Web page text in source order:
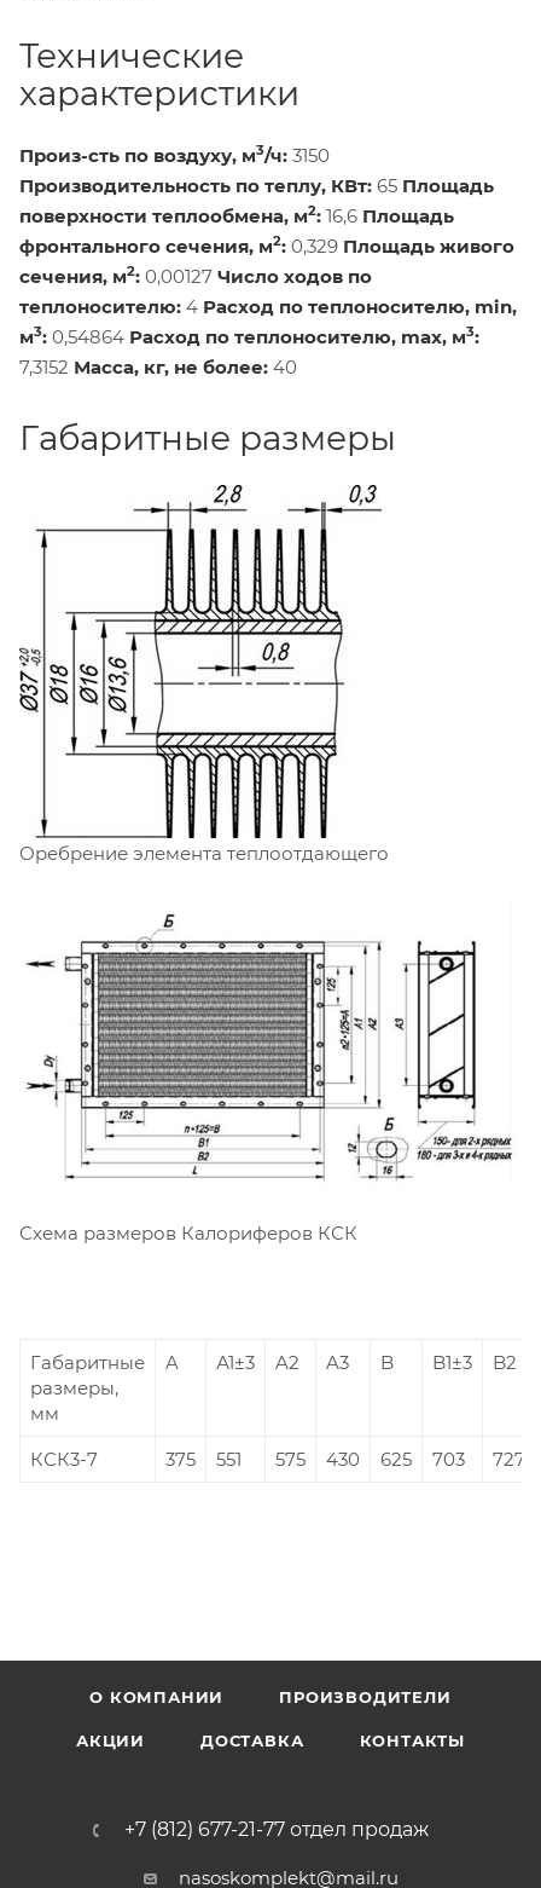
Технические
характеристики
Произ-сть по воздуху, м3/ч: 3150
Производительность по теплу, КВт: 65 Площадь
поверхности теплообмена, м2: 16,6 Площадь
фронтального сечения, м2: 0,329 Площадь живого
сечения, м2: 0,00127 Число ходов по
теплоносителю: 4 Расход по теплоносителю, min,
м3: 0,54864 Расход по теплоносителю, max, м3:
7,3152 Масса, кг, не более: 40
Габаритные размеры
Оребрение элемента теплоотдающего
Схема размеров Калориферов КСК
Габаритные
размеры,
мм
A А1±3 A2 A3 B B1±3 B2
КСК3-7 375 551 575 430 625 703 727
О КОМПАНИИ ПРОИЗВОДИТЕЛИ
АКЦИИ ДОСТАВКА КОНТАКТЫ
+7 (812) 677-21-77 отдел продаж
nasoskomplekt@mail.ru